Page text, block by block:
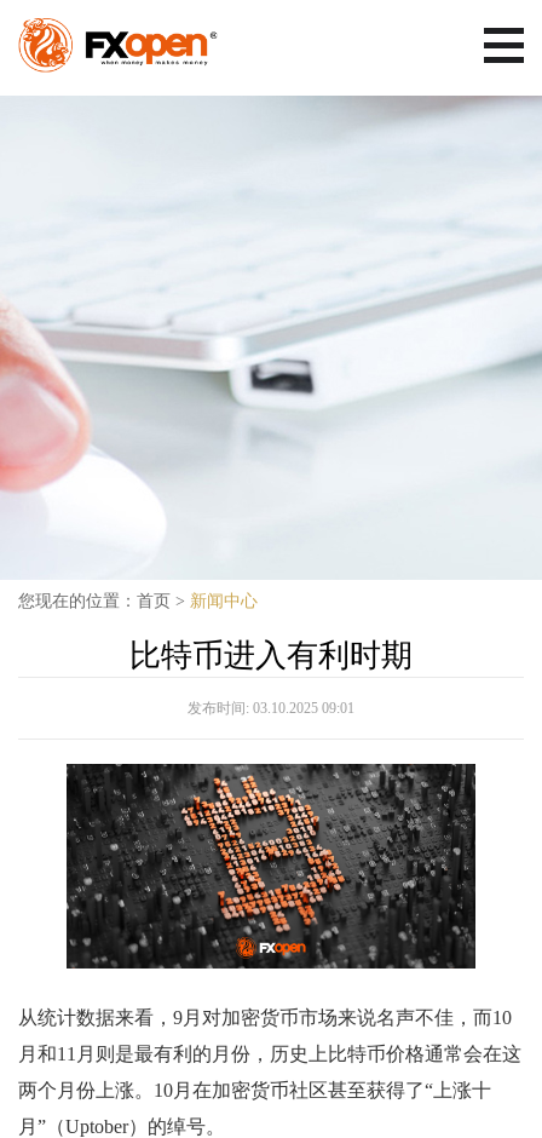
您现在的位置： 首页 > 新闻中心
比特币进入有利时期
发布时间: 03.10.2025 09:01
从统计数据来看，9月对加密货币市场来说名声不佳，而10
月和11月则是最有利的月份，历史上比特币价格通常会在这
两个月份上涨。10月在加密货币社区甚至获得了“上涨十
月”（Uptober）的绰号。